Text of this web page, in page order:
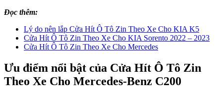
Đọc thêm:
Lý do nên lắp Cửa Hít Ô Tô Zin Theo Xe Cho KIA K5
Cửa Hít Ô Tô Zin Theo Xe Cho KIA Sorento 2022 – 2023
Cửa Hít Ô Tô Zin Theo Xe Cho Mercedes
Ưu điểm nổi bật của Cửa Hít Ô Tô Zin
Theo Xe Cho Mercedes-Benz C200